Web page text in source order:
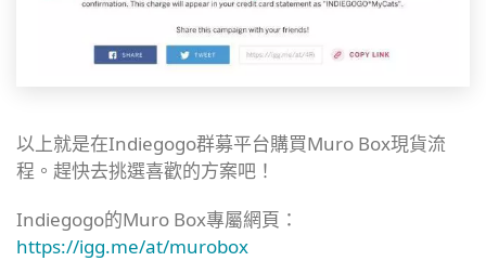
以上就是在Indiegogo群募平台購買Muro Box現貨流
程。趕快去挑選喜歡的方案吧！
Indiegogo的Muro Box專屬網頁：
https://igg.me/at/murobox